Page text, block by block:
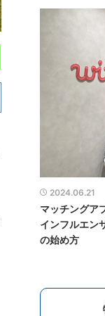
2024.06.21
マッチングア
インフルエン
の始め方